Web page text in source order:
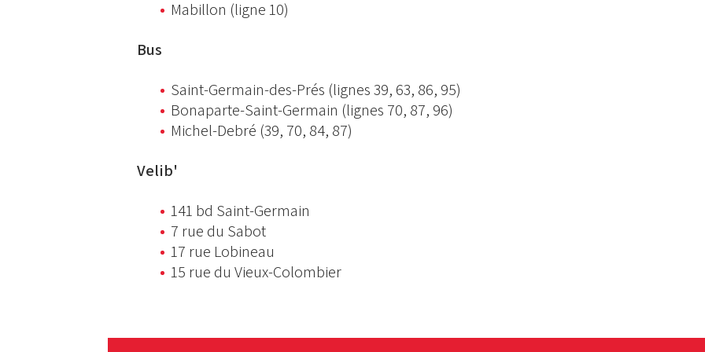
Mabillon (ligne 10)
Bus
Saint-Germain-des-Prés (lignes 39, 63, 86, 95)
Bonaparte-Saint-Germain (lignes 70, 87, 96)
Michel-Debré (39, 70, 84, 87)
Velib'
141 bd Saint-Germain
7 rue du Sabot
17 rue Lobineau
15 rue du Vieux-Colombier